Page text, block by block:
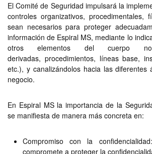
El Comité de Seguridad impulsará la
controles organizativos, procedimentales,
sean necesarios para proteger
información de Espiral MS, mediante lo
otros elementos del cuerpo
derivadas, procedimientos, líneas base,
etc.), y canalizándolos hacia las diferentes
negocio.
En Espiral MS la importancia de la
se manifiesta de manera más concreta en:
Compromiso con la
compromete a proteger la